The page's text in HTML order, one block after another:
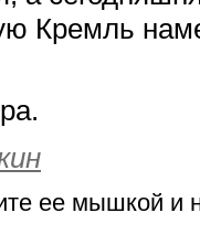
Кремль
ее мышкой и